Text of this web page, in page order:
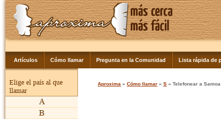
Artículos Cómo llamar Pregunta en la Comunidad Lista rápida de
Elige el país al que
llamar
A
B
Aproxima »Cómo llamar »S » Telefonear a